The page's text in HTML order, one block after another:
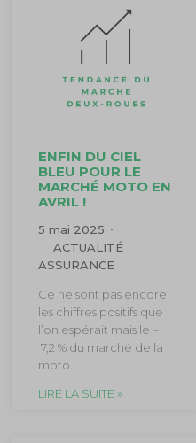
ENFIN DU CIEL
BLEU POUR LE
MARCHÉ MOTO EN
AVRIL !
5 mai 2025
ACTUALITÉ
ASSURANCE
Ce ne sont pas encore
les chiffres positifs que
l’on espérait mais le –
7,2 % du marché de la
moto …
LIRE LA SUITE »